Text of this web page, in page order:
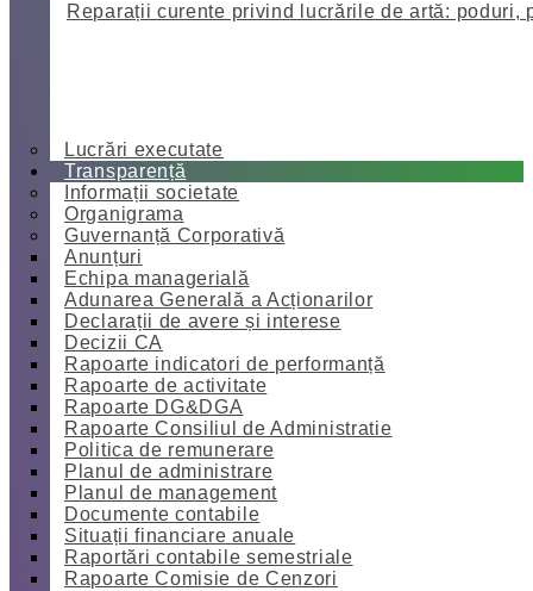
Reparații curente privind lucrările de artă: poduri,
Lucrări executate
Transparență
Informații societate
Organigrama
Guvernanță Corporativă
Anunțuri
Echipa managerială
Adunarea Generală a Acționarilor
Declarații de avere și interese
Decizii CA
Rapoarte indicatori de performanță
Rapoarte de activitate
Rapoarte DG&DGA
Rapoarte Consiliul de Administratie
Politica de remunerare
Planul de administrare
Planul de management
Documente contabile
Situații financiare anuale
Raportări contabile semestriale
Rapoarte Comisie de Cenzori